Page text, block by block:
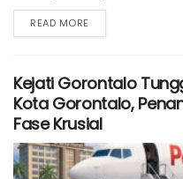
READ MORE
Kejati Gorontalo
Kota Gorontalo,
Fase Krusial